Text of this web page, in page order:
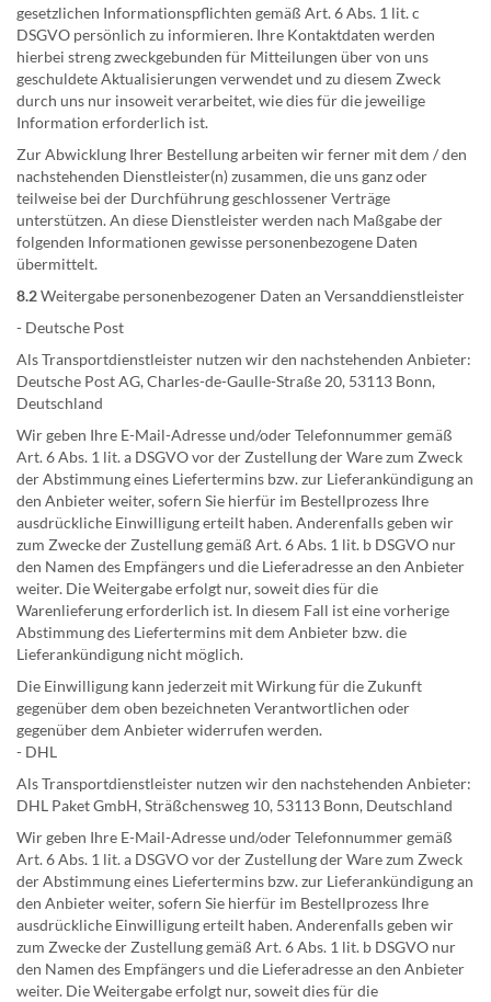
gesetzlichen Informationspflichten gemäß Art. 6 Abs. 1 lit. c
DSGVO persönlich zu informieren. Ihre Kontaktdaten werden
hierbei streng zweckgebunden für Mitteilungen über von uns
geschuldete Aktualisierungen verwendet und zu diesem Zweck
durch uns nur insoweit verarbeitet, wie dies für die jeweilige
Information erforderlich ist.
Zur Abwicklung Ihrer Bestellung arbeiten wir ferner mit dem / den
nachstehenden Dienstleister(n) zusammen, die uns ganz oder
teilweise bei der Durchführung geschlossener Verträge
unterstützen. An diese Dienstleister werden nach Maßgabe der
folgenden Informationen gewisse personenbezogene Daten
übermittelt.
8.2Weitergabe personenbezogener Daten an Versanddienstleister
- Deutsche Post
Als Transportdienstleister nutzen wir den nachstehenden Anbieter:
Deutsche Post AG, Charles-de-Gaulle-Straße 20, 53113 Bonn,
Deutschland
Wir geben Ihre E-Mail-Adresse und/oder Telefonnummer gemäß
Art. 6 Abs. 1 lit. a DSGVO vor der Zustellung der Ware zum Zweck
der Abstimmung eines Liefertermins bzw. zur Lieferankündigung an
den Anbieter weiter, sofern Sie hierfür im Bestellprozess Ihre
ausdrückliche Einwilligung erteilt haben. Anderenfalls geben wir
zum Zwecke der Zustellung gemäß Art. 6 Abs. 1 lit. b DSGVO nur
den Namen des Empfängers und die Lieferadresse an den Anbieter
weiter. Die Weitergabe erfolgt nur, soweit dies für die
Warenlieferung erforderlich ist. In diesem Fall ist eine vorherige
Abstimmung des Liefertermins mit dem Anbieter bzw. die
Lieferankündigung nicht möglich.
Die Einwilligung kann jederzeit mit Wirkung für die Zukunft
gegenüber dem oben bezeichneten Verantwortlichen oder
gegenüber dem Anbieter widerrufen werden.
- DHL
Als Transportdienstleister nutzen wir den nachstehenden Anbieter:
DHL Paket GmbH, Sträßchensweg 10, 53113 Bonn, Deutschland
Wir geben Ihre E-Mail-Adresse und/oder Telefonnummer gemäß
Art. 6 Abs. 1 lit. a DSGVO vor der Zustellung der Ware zum Zweck
der Abstimmung eines Liefertermins bzw. zur Lieferankündigung an
den Anbieter weiter, sofern Sie hierfür im Bestellprozess Ihre
ausdrückliche Einwilligung erteilt haben. Anderenfalls geben wir
zum Zwecke der Zustellung gemäß Art. 6 Abs. 1 lit. b DSGVO nur
den Namen des Empfängers und die Lieferadresse an den Anbieter
weiter. Die Weitergabe erfolgt nur, soweit dies für die